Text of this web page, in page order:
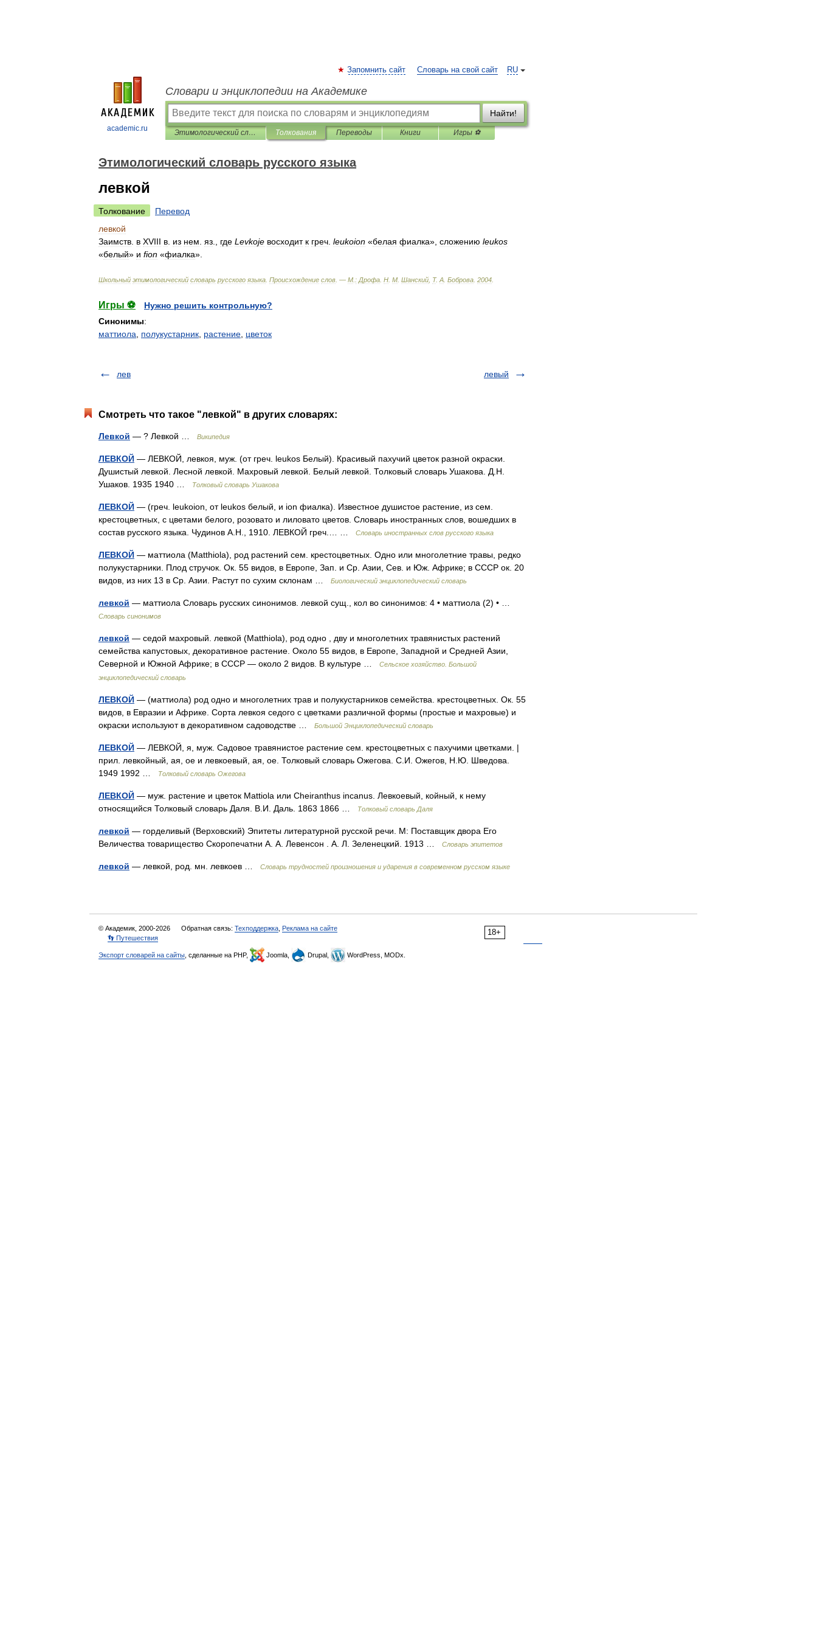
academic.ru
RU
Запомнить сайт Словарь на свой сайт
Словари и энциклопедии на Академике
Найти!
Этимологический словарь русского языка Толкования Переводы Книги Игры ⚽
Этимологический словарь русского языка
левкой
Толкование
Перевод
левкой
Заимств в XVIII в из нем яз где Levkoje восходит к греч leukoion «белая фиалка», сложению leukos
«белый» и fion «фиалка».
Школьный этимологический словарь русского языка Происхождение слов . — М : Дрофа Н М Шанский Т. А Боброва 2004
Игры ⚽
Нужно решить контрольную?
Синонимы:
маттиола
полукустарник растение цветок
лев левый
Смотреть что такое "левкой" в других словарях:
Левкой — ? Левкой … Википедия
ЛЕВКОЙ — ЛЕВКОЙ, левкоя, муж. (от греч. leukos Белый). Красивый пахучий цветок разной окраски.
Душистый левкой. Лесной левкой. Махровый левкой. Белый левкой. Толковый словарь Ушакова. Д.Н.
Ушаков. 1935 1940 …
Толковый словарь Ушакова
ЛЕВКОЙ — (греч. leukoion, от leukos белый, и ion фиалка). Известное душистое растение, из сем.
крестоцветных, с цветами белого, розовато и лиловато цветов. Словарь иностранных слов, вошедших в
состав русского языка. Чудинов А.Н., 1910. ЛЕВКОЙ греч.… …
Словарь иностранных слов русского языка
ЛЕВКОЙ — маттиола (Matthiola), род растений сем. крестоцветных. Одно или многолетние травы, редко
полукустарники. Плод стручок. Ок. 55 видов, в Европе, Зап. и Ср. Азии, Сев. и Юж. Африке; в СССР ок. 20
видов, из них 13 в Ср. Азии. Растут по сухим склонам …
Биологический энциклопедический словарь
левкой — маттиола Словарь русских синонимов. левкой сущ., кол во синонимов: 4 • маттиола (2) • …
Словарь синонимов
левкой — седой махровый. левкой (Matthiola), род одно , дву и многолетних травянистых растений
семейства капустовых, декоративное растение. Около 55 видов, в Европе, Западной и Средней Азии,
Северной и Южной Африке; в СССР — около 2 видов. В культуре …
Сельское хозяйство. Большой
энциклопедический словарь
ЛЕВКОЙ — (маттиола) род одно и многолетних трав и полукустарников семейства. крестоцветных. Ок. 55
видов, в Евразии и Африке. Сорта левкоя седого с цветками различной формы (простые и махровые) и
окраски используют в декоративном садоводстве …
Большой Энциклопедический словарь
ЛЕВКОЙ — ЛЕВКОЙ, я, муж. Садовое травянистое растение сем. крестоцветных с пахучими цветками. |
прил. левкойный, ая, ое и левкоевый, ая, ое. Толковый словарь Ожегова. С.И. Ожегов, Н.Ю. Шведова.
1949 1992 …
Толковый словарь Ожегова
ЛЕВКОЙ — муж. растение и цветок Mattiola или Cheiranthus incanus. Левкоевый, койный, к нему
относящийся Толковый словарь Даля. В.И. Даль. 1863 1866 …
Толковый словарь Даля
левкой — горделивый (Верховский) Эпитеты литературной русской речи. М: Поставщик двора Его
Величества товарищество Скоропечатни А. А. Левенсон . А. Л. Зеленецкий. 1913 …
Словарь эпитетов
левкой — левкой, род. мн. левкоев … Словарь трудностей произношения и ударения в современном русском языке
18+
© Академик, 2000-2026 Обратная связь: Техподдержка Реклама на сайте
👣 Путешествия
Экспорт словарей на сайты , сделанные на PHP, Joomla, Drupal, WordPress, MODx.